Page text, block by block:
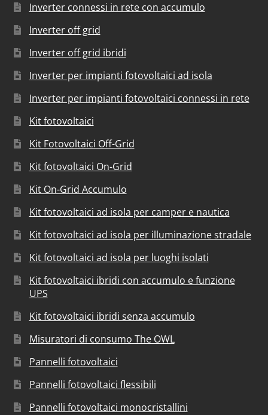
Inverter connessi in rete con accumulo
Inverter off grid
Inverter off grid ibridi
Inverter per impianti fotovoltaici ad isola
Inverter per impianti fotovoltaici connessi in rete
Kit fotovoltaici
Kit Fotovoltaici Off-Grid
Kit fotovoltaici On-Grid
Kit On-Grid Accumulo
Kit fotovoltaici ad isola per camper e nautica
Kit fotovoltaici ad isola per illuminazione stradale
Kit fotovoltaici ad isola per luoghi isolati
Kit fotovoltaici ibridi con accumulo e funzione
UPS
Kit fotovoltaici ibridi senza accumulo
Misuratori di consumo The OWL
Pannelli fotovoltaici
Pannelli fotovoltaici flessibili
Pannelli fotovoltaici monocristallini